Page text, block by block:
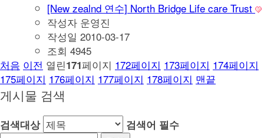
[New zealnd 연수] North Bridge Life care Trust
작성자 운영진
작성일 2010-03-17
조회 4945
처음 이전 열린171페이지 172페이지 173페이지 174페이지
175페이지 176페이지 177페이지 178페이지 맨끝
게시물 검색
검색대상 검색어 필수